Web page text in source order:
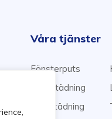
Våra tjänster
Fönsterputs
Hemstädning
Flyttstädning